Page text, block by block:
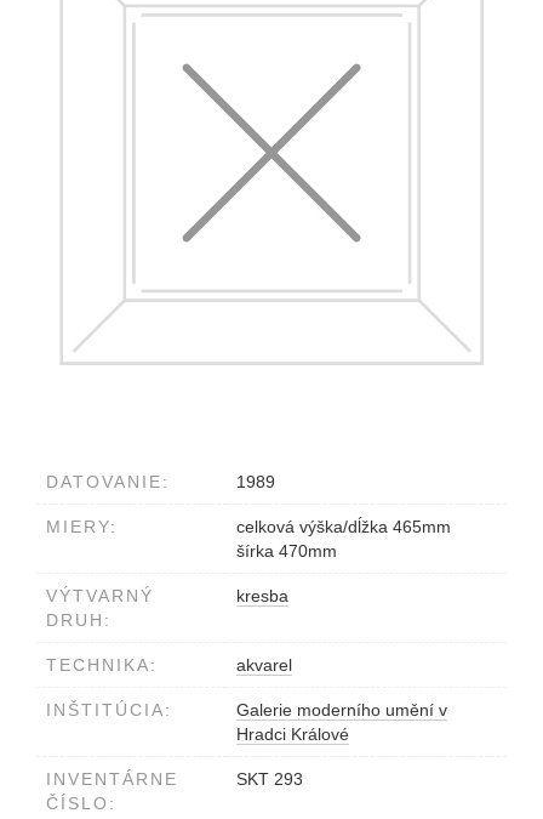
DATOVANIE: 1989
MIERY:
celková výška/dĺžka 465mm
šírka 470mm
VÝTVARNÝ
DRUH:
kresba
TECHNIKA: akvarel
INŠTITÚCIA:
Galerie moderního umění v
Hradci Králové
INVENTÁRNE
ČÍSLO:
SKT 293